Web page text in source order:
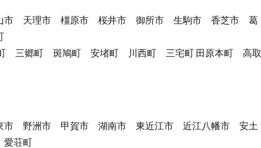
市 天理市 橿原市 桜井市 御所市 生駒市 香芝市 葛
三郷町 斑鳩町 安堵町 川西町 三宅町 田原本町 高取
野洲市 甲賀市 湖南市 東近江市 近江八幡市 安土
荘町